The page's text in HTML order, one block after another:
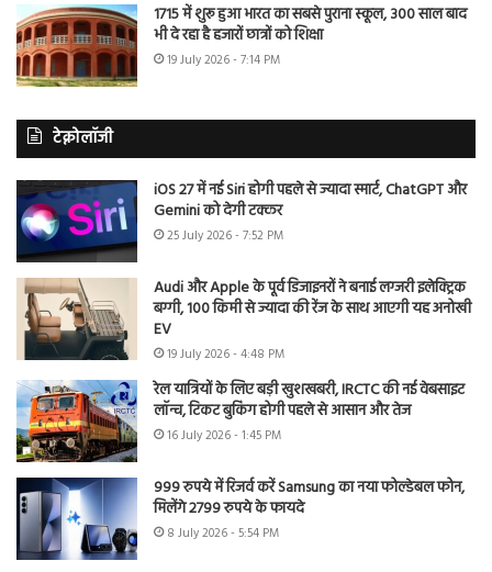
1715 में शुरू हुआ भारत का सबसे पुराना स्कूल, 300 साल बाद
भी दे रहा है हजारों छात्रों को शिक्षा
19 July 2026 - 7:14 PM
टेक्नोलॉजी
iOS 27 में नई Siri होगी पहले से ज्यादा स्मार्ट, ChatGPT और
Gemini को देगी टक्कर
25 July 2026 - 7:52 PM
Audi और Apple के पूर्व डिजाइनरों ने बनाई लग्जरी इलेक्ट्रिक
बग्गी, 100 किमी से ज्यादा की रेंज के साथ आएगी यह अनोखी
EV
19 July 2026 - 4:48 PM
रेल यात्रियों के लिए बड़ी खुशखबरी, IRCTC की नई वेबसाइट
लॉन्च, टिकट बुकिंग होगी पहले से आसान और तेज
16 July 2026 - 1:45 PM
999 रुपये में रिजर्व करें Samsung का नया फोल्डेबल फोन,
मिलेंगे 2799 रुपये के फायदे
8 July 2026 - 5:54 PM